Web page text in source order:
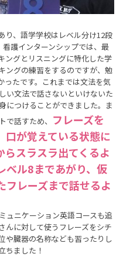
り、語学学校はレベル分け12段
護インターンシップでは、最
ングとリスニングに特化した学
ングの練習をするのですが、勉
ったです。これまでは文法を気
い文法で話さないといけないた
につけることができました。ま
話すため、 フレーズを
口が覚えている状態に
スラスラ出てくるよ
ベル8まであがり、仮
フレーズまで話せるよ
ュニケーション英語コースも追
んに対して使うフレーズをシチ
や臓器の名称なども習ったりし
ちました！